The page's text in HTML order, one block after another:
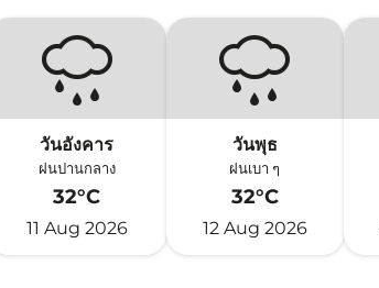
วันอังคาร
ฝนปานกลาง
32°C
11 Aug 2026
วันพุธ
ฝนเบา ๆ
32°C
12 Aug 2026